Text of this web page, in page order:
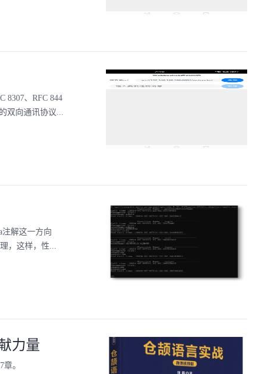
8307、RFC 844
双向通讯协议...
解这一方向
，这样，性...
力量
。